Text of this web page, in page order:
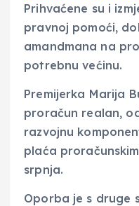
Prihvaćene su i
pravnoj pomoći,
amandmana na
potrebnu većinu.
Premijerka Marija
proračun realan,
razvojnu
plaća
srpnja.
Oporba je s druge